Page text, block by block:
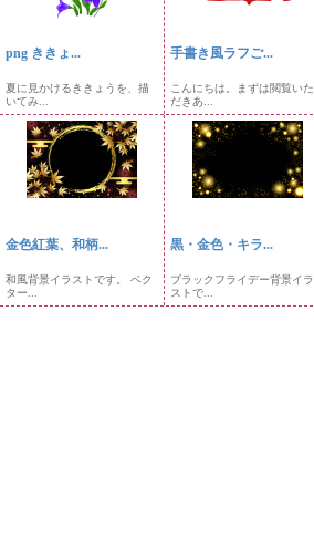
png ききょ...
夏に見かけるききょうを、描
いてみ...
手書き風ラフご...
こんにちは。まずは閲覧いた
だきあ...
金色紅葉、和柄...
和風背景イラストです。 ベク
ター...
黒・金色・キラ...
ブラックフライデー背景イラ
ストで...